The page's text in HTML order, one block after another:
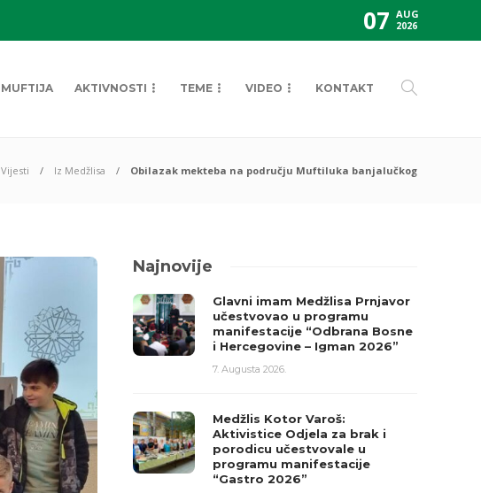
07 AUG
2026
MUFTIJA AKTIVNOSTI TEME VIDEO KONTAKT
Vijesti Iz Medžlisa Obilazak mekteba na području Muftiluka banjalučkog
Najnovije
Glavni imam Medžlisa Prnjavor
učestvovao u programu
manifestacije “Odbrana Bosne
i Hercegovine – Igman 2026”
7. Augusta 2026.
Medžlis Kotor Varoš:
Aktivistice Odjela za brak i
porodicu učestvovale u
programu manifestacije
“Gastro 2026”